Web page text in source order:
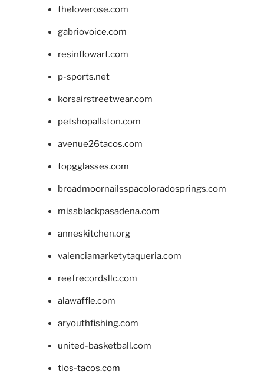
theloverose.com
gabriovoice.com
resinflowart.com
p-sports.net
korsairstreetwear.com
petshopallston.com
avenue26tacos.com
topgglasses.com
broadmoornailsspacoloradosprings.com
missblackpasadena.com
anneskitchen.org
valenciamarketytaqueria.com
reefrecordsllc.com
alawaffle.com
aryouthfishing.com
united-basketball.com
tios-tacos.com